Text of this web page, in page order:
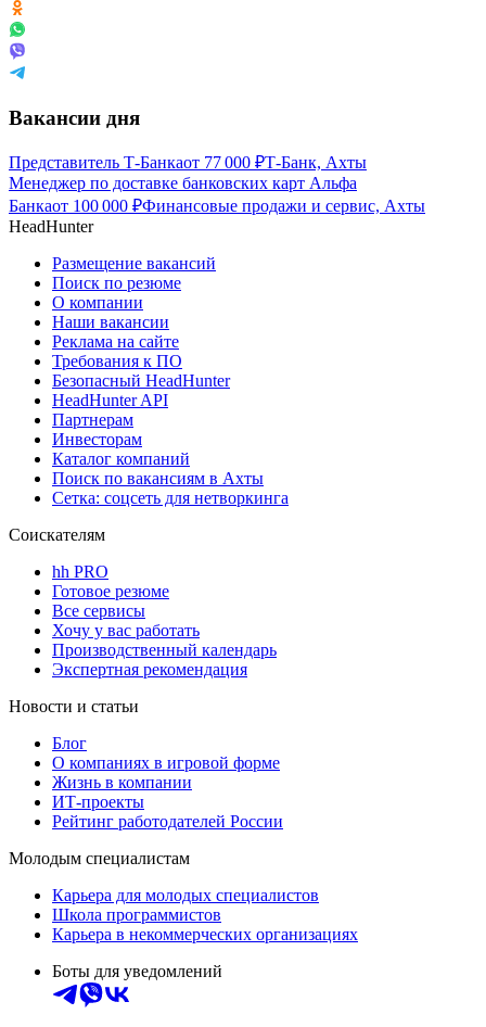
Вакансии дня
Представитель Т-Банкаот 77 000 ₽Т-Банк, Ахты
Менеджер по доставке банковских карт Альфа
Банкаот 100 000 ₽Финансовые продажи и сервис, Ахты
HeadHunter
Размещение вакансий
Поиск по резюме
О компании
Наши вакансии
Реклама на сайте
Требования к ПО
Безопасный HeadHunter
HeadHunter API
Партнерам
Инвесторам
Каталог компаний
Поиск по вакансиям в Ахты
Сетка: соцсеть для нетворкинга
Соискателям
hh PRO
Готовое резюме
Все сервисы
Хочу у вас работать
Производственный календарь
Экспертная рекомендация
Новости и статьи
Блог
О компаниях в игровой форме
Жизнь в компании
ИТ-проекты
Рейтинг работодателей России
Молодым специалистам
Карьера для молодых специалистов
Школа программистов
Карьера в некоммерческих организациях
Боты для уведомлений